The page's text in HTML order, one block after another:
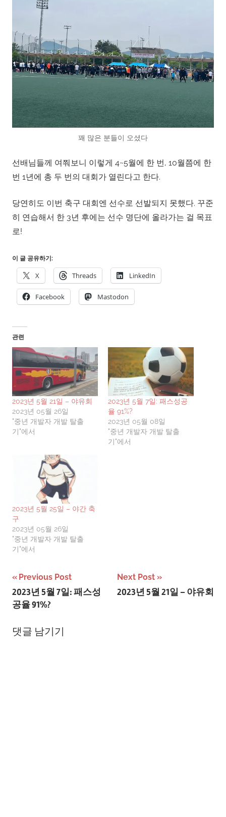
꽤 많은 분들이 오셨다
선배님들께 여쭤보니 이렇게 4~5월에 한 번, 10월쯤에 한
번 1년에 총 두 번의 대회가 열린다고 한다.
당연히도 이번 축구 대회엔 선수로 선발되지 못했다. 꾸준
히 연습해서 한 3년 후에는 선수 명단에 올라가는 걸 목표
로!
이 글 공유하기:
X Threads LinkedIn
Facebook Mastodon
관련
2023년 5월 21일 – 야유회
2023년 05월 26일
"중년 개발자 개발 탈출
기"에서
2023년 5월 7일: 패스성공
율 91%?
2023년 05월 08일
"중년 개발자 개발 탈출
기"에서
2023년 5월 25일 – 야간 축
구
2023년 05월 26일
"중년 개발자 개발 탈출
기"에서
글
탐
Previous Post
2023년 5월 7일: 패스성
공율 91%?
Next Post
2023년 5월 21일 – 야유회
댓글 남기기